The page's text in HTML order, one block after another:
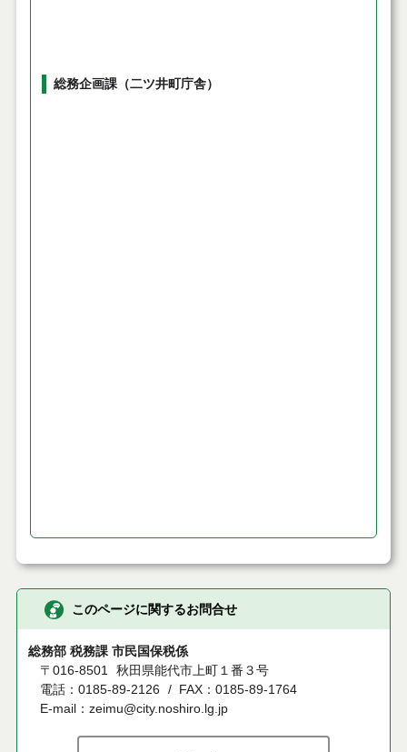
総務企画課（二ツ井町庁舎）
このページに関するお問合せ
総務部 税務課 市民国保税係
〒016-8501
秋田県能代市上町１番３号
電話：0185-89-2126
FAX：0185-89-1764
E-mail：zeimu@city.noshiro.lg.jp